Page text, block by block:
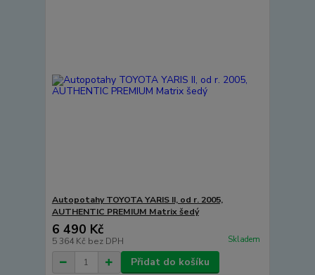
Autopotahy TOYOTA YARIS II, od r. 2005,
AUTHENTIC PREMIUM Matrix šedý
6 490 Kč
5 364 Kč bez DPH Skladem
Přidat do košíku